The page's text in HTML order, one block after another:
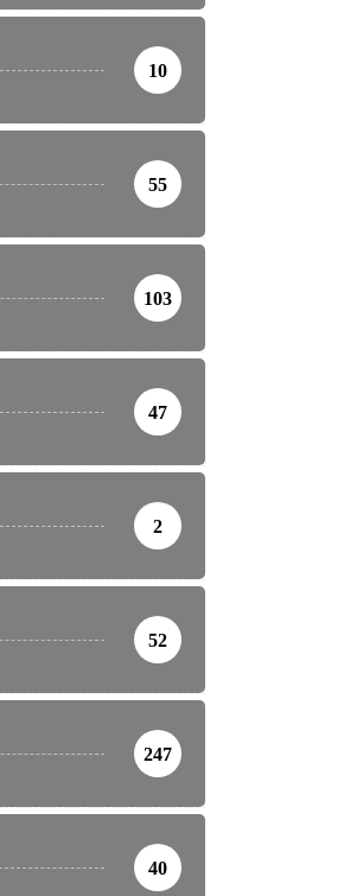
– అన్నమయ్య సంకీర్తన
10
55
103
47
2
52
247
40